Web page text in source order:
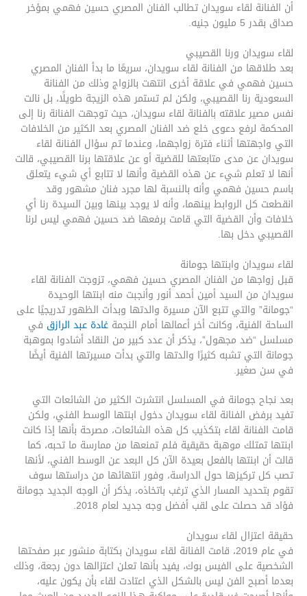
أن الفنانة لقاء سويدان تطالب الفنان المصري حسين فهمي بمؤخر
صداق بقدر 5 مليون جنيه.
لقاء سويدان ورنا القصيبي
بعد طلاقها من الفنانة لقاء سويدان، سريعًا ما بدأ الفنان المصري
حسين فهمي في علاقة أخرى انتهت بالزواج وذلك من الفنانة
السعودية رنا القصيبي، ولكن لم تستمر هذه الزيجة طويلًا، بل نالت
نفس مصير علاقته بالفنانة لقاء سويدان، حيث توجهت الفنانة رنا إلى
المحكمة لرفع دعوى خلع ضد الفنان المصري بعد الكثير من الخلافات
التي واجهتها أثناء فترة زواجهما، وعندما تم سؤال الفنانة لقاء
سويدان عن مدى متابعتها للقضية أو عن علاقتها برنا القصيبي، قالت
أنها لا تعلم شيء عن هذه القضية وأنها لا تتابع أي شيء يتعلق
باسم حسين فهمي وأنه بالنسبة لها مجرد فنان مشهور وقد
انقطعت كل الروابط بينهما، وأنه لا يوجد بينها وبين السيدة رنا أي
خلافات وأن القضية التي قامت برفعها ضد حسين فهمي ليس لرنا
القصيبي دخل بها.
لقاء سويدان وابنتها جومانة
قبل زواجها من الفنان المصري حسين فهمي، تزوجت الفنانة لقاء
سويدان من السيد أمين أحمد أنور وأنجبت منه ابنتها الوحيدة
“جومانة” والتي تتبع الآن مسيرة والدتها وبدأت الظهور تدريجيًا على
الساحة الفنية، وكانت أخر أعمالها أمام النجمة غادة عبد الرازق في
مسلسل “ضد مجهول”، يذكر أن عدد كبير من النقاد أشادوا بموهبة
جومانة التي تشبه كثيرًا والدتها والتي بدأت مسيرتها الفنية أيضًا
في سن صغير.
بعد نجاح جومانة في المسلسل انتشرت الكثير من الشائعات التي
تفيد برفض الفنانة لقاء سويدان دخول ابنتها الوسط الفني، ولكن
قامت الفنانة لقاء بتكذيب كل هذه الشائعات، مصرحة بأنها إذا كانت
ابنتها تمتلك موهبة حقيقية فلم تمنعها من ممارسة ما تحبه، كما
قالت أن ابنتها بالفعل بعيدة الآن كل البعد عن الوسط الفني، لأنها
تصب كل تركيزها حول الدراسة، وفور انتهائها من دراستها سوف
تقوم بتحديد المسار الذي ترغب باتخاذه، يذكر أن الوجه الجديد جومانة
فؤاد قد حصلت على لقب أفضل وجه جديد لعام 2018.
حقيقة اعتزال لقاء سويدان
في عام 2019، قامت الفنانة لقاء سويدان بكتابة منشور عبر صفحتها
الشخصية على الفيس بوك، يفيد بأنها تعلن اعتزالها دون رجعة، وذلك
بعدما أصبح الفن ليس بالشكل الذي اعتادت لقاء بأن يكون عليه،